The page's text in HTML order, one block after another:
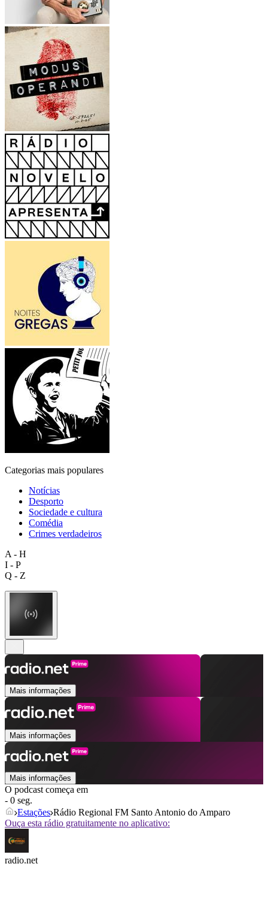
Categorias mais populares
Notícias
Desporto
Sociedade e cultura
Comédia
Crimes verdadeiros
A - H
I - P
Q - Z
Mais informações
Mais informações
Mais informações
O podcast começa em
- 0 seg.
Estações Rádio Regional FM Santo Antonio do Amparo
Ouça esta rádio gratuitamente no aplicativo:
radio.net